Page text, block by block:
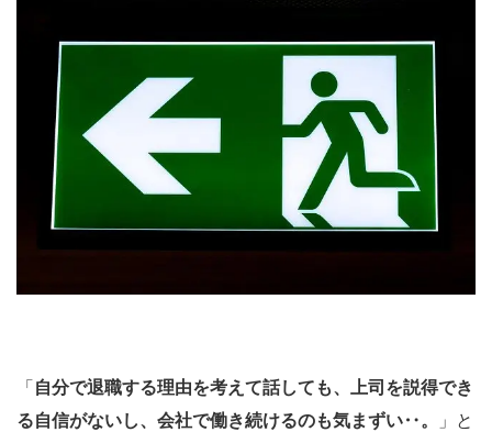
「 自分で退職する理由を考えて話しても、上司を説得でき
る自信がないし、会社で働き続けるのも気まずい‥。
」と